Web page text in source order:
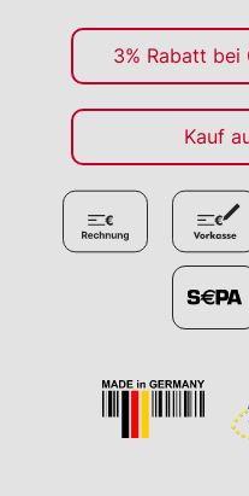
3% Rabatt bei
Kauf